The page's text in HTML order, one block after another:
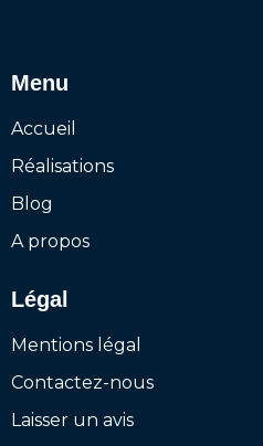
Menu
Accueil
Réalisations
Blog
A propos
Légal
Mentions légal
Contactez-nous
Laisser un avis